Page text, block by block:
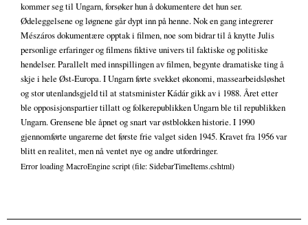
kommer seg til Ungarn, forsøker hun å dokumentere det hun ser.
Ødeleggelsene og løgnene går dypt inn på henne. Nok en gang integrerer
Mészáros dokumentære opptak i filmen, noe som bidrar til å knytte Julis
personlige erfaringer og filmens fiktive univers til faktiske og politiske
hendelser. Parallelt med innspillingen av filmen, begynte dramatiske ting å
skje i hele Øst-Europa. I Ungarn førte svekket økonomi, massearbeidsløshet
og stor utenlandsgjeld til at statsminister Kádár gikk av i 1988. Året etter
ble opposisjonspartier tillatt og folkerepublikken Ungarn ble til republikken
Ungarn. Grensene ble åpnet og snart var østblokken historie. I 1990
gjennomførte ungarerne det første frie valget siden 1945. Kravet fra 1956 var
blitt en realitet, men nå ventet nye og andre utfordringer.
Error loading MacroEngine script (file: SidebarTimeItems.cshtml)